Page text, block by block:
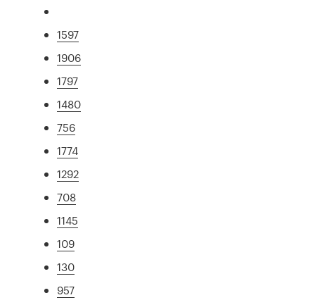
1597
1906
1797
1480
756
1774
1292
708
1145
109
130
957